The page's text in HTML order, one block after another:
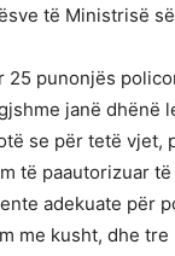
të Ministrisë
25 punonjës
janë dhënë
se për tetë
të paautorizuar
adekuate për
me kusht, dhe